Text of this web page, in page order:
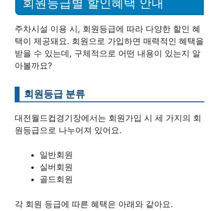
주차시설 이용 시, 회원등급에 따라 다양한 할인 혜
택이 제공돼요. 회원으로 가입하면 매력적인 혜택을
받을 수 있는데, 구체적으로 어떤 내용이 있는지 알
아볼까요?
회원등급 분류
대전월드컵경기장에서는 회원가입 시 세 가지의 회
원등급으로 나누어져 있어요.
일반회원
실버회원
골드회원
각 회원 등급에 따른 혜택은 아래와 같아요.